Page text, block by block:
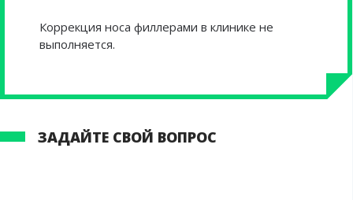
Коррекция носа филлерами в клинике не
выполняется.
ЗАДАЙТЕ СВОЙ ВОПРОС